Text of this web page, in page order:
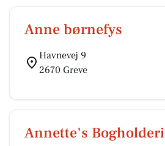
Anne børnefys
Havnevej 9
2670 Greve
Annette's Bogholderi